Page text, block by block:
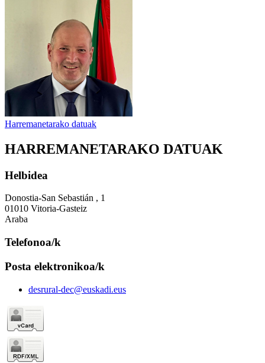
Harremanetarako datuak
HARREMANETARAKO DATUAK
Helbidea
Donostia-San Sebastián , 1
01010 Vitoria-Gasteiz
Araba
Telefonoa/k
Posta elektronikoa/k
desrural-dec@euskadi.eus